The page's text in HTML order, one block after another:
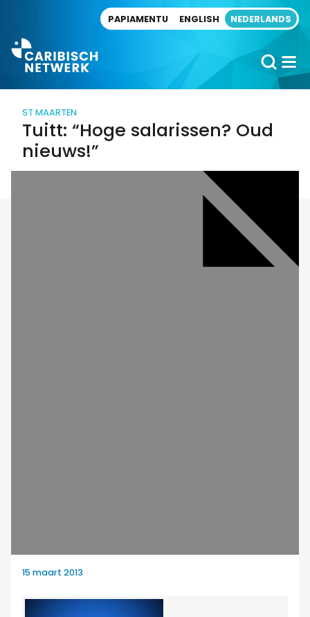
PAPIAMENTU ENGLISH NEDERLANDS
ST MAARTEN
Tuitt: “Hoge salarissen? Oud
nieuws!”
15 maart 2013